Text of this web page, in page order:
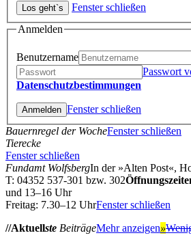
Fenster schließen
Anmelden
Benutzername
Passwort
Datenschutzbestimmungen
Fenster schließen
Bauernregel der WocheFenster schließen
Tierecke
Fenster schließen
Fundamt WolfsbergIn der »Alten Post«,
T: 04352 537-301 bzw. 302
und 13–16 Uhr
Freitag: 7.30–12 UhrFenster schließen
//Aktuellste BeiträgeMehr anzeigen»